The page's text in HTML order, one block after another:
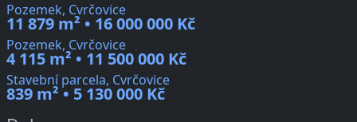
Pozemek, Cvrčovice
11 879 m² • 16 000 000 Kč
Pozemek, Cvrčovice
4 115 m² • 11 500 000 Kč
Stavební parcela, Cvrčovice
839 m² • 5 130 000 Kč